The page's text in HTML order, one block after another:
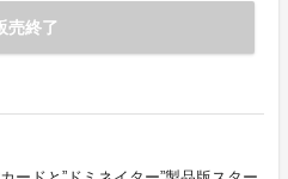
売終了